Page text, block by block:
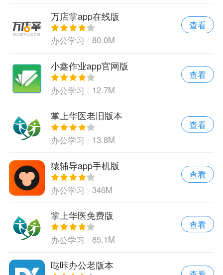
万店掌app在线版
办公学习 80.0M
查看
小鑫作业app官网版
办公学习 12.7M
查看
掌上华医老旧版本
办公学习 13.8M
查看
猿辅导app手机版
办公学习 346M
查看
掌上华医免费版
办公学习 85.1M
查看
哒咔办公老版本